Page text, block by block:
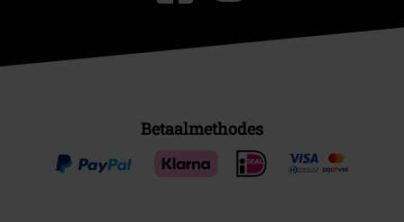
Betaalmethodes